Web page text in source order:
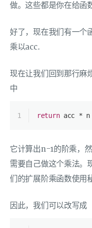
做。这些都是你在给函
好了，现在我们有一个
乘以acc.
现在让我们回到那行麻
中
1 return acc * n
它计算出n-1的阶乘，
需要自己做这个乘法。
们的扩展阶乘函数使用
因此，我们可以改写成